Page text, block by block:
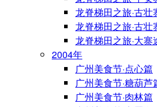
龙脊梯田之旅·古壮
龙脊梯田之旅·古壮
龙脊梯田之旅·大寨
2004年
广州美食节·点心篇
广州美食节·糖葫芦
广州美食节·肉林篇